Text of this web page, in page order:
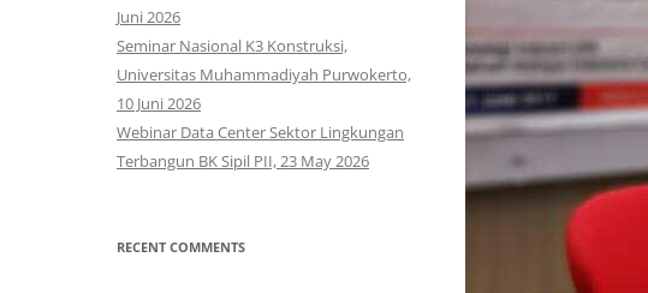
Juni 2026
Seminar Nasional K3 Konstruksi,
Universitas Muhammadiyah Purwokerto,
10 Juni 2026
Webinar Data Center Sektor Lingkungan
Terbangun BK Sipil PII, 23 May 2026
RECENT COMMENTS